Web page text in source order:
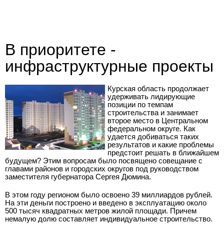
В приоритете -
инфраструктурные проекты
Курская область продолжает
удерживать лидирующие
позиции по темпам
строительства и занимает
второе место в Центральном
федеральном округе. Как
удается добиваться таких
результатов и какие проблемы
предстоит решать в ближайшем
будущем? Этим вопросам было посвящено совещание с
главами районов и городских округов под руководством
заместителя губернатора Сергея Дюмина.
В этом году регионом было освоено 39 миллиардов рублей.
На эти деньги построено и введено в эксплуатацию около
500 тысяч квадратных метров жилой площади. Причем
немалую долю составляет индивидуальное строительство.